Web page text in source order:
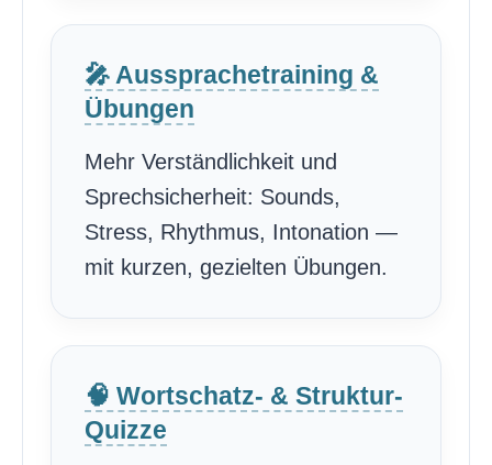
🎤 Aussprachetraining &
Übungen
Mehr Verständlichkeit und
Sprechsicherheit: Sounds,
Stress, Rhythmus, Intonation —
mit kurzen, gezielten Übungen.
🧠 Wortschatz- & Struktur-
Quizze